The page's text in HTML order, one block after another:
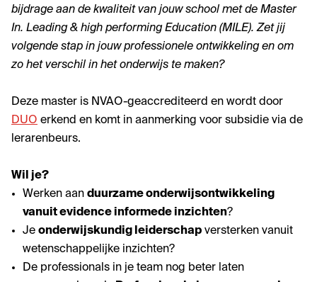
bijdrage aan de kwaliteit van jouw school met de Master
In. Leading & high performing Education (MILE). Zet jij
volgende stap in jouw professionele ontwikkeling en om
zo het verschil in het onderwijs te maken?
Deze master is NVAO-geaccrediteerd en wordt door
DUO erkend en komt in aanmerking voor subsidie via de
lerarenbeurs.
Wil je?
Werken aan duurzame onderwijsontwikkeling
vanuit evidence informede inzichten?
Je onderwijskundig leiderschap versterken vanuit
wetenschappelijke inzichten?
De professionals in je team nog beter laten